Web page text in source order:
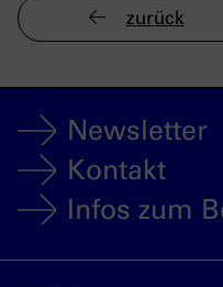
zurück
Newsletter
Kontakt
Infos zum